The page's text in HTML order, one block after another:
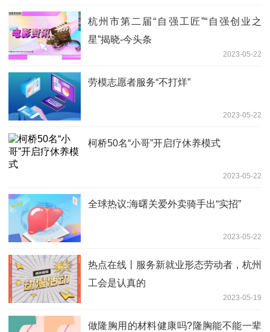
杭州市第二届“自强工匠”“自强创业之
星”揭晓-今头条
2023-05-22
劳模志愿者服务“不打烊”
2023-05-22
柯桥50名“小哥”开启疗休养模式
2023-05-22
全球热议:海曙关爱外卖骑手出“实招”
2023-05-22
热点在线丨服务新就业形态劳动者，杭州
工会是认真的
2023-05-19
做隆胸用的材料健康吗?隆胸能不能一辈